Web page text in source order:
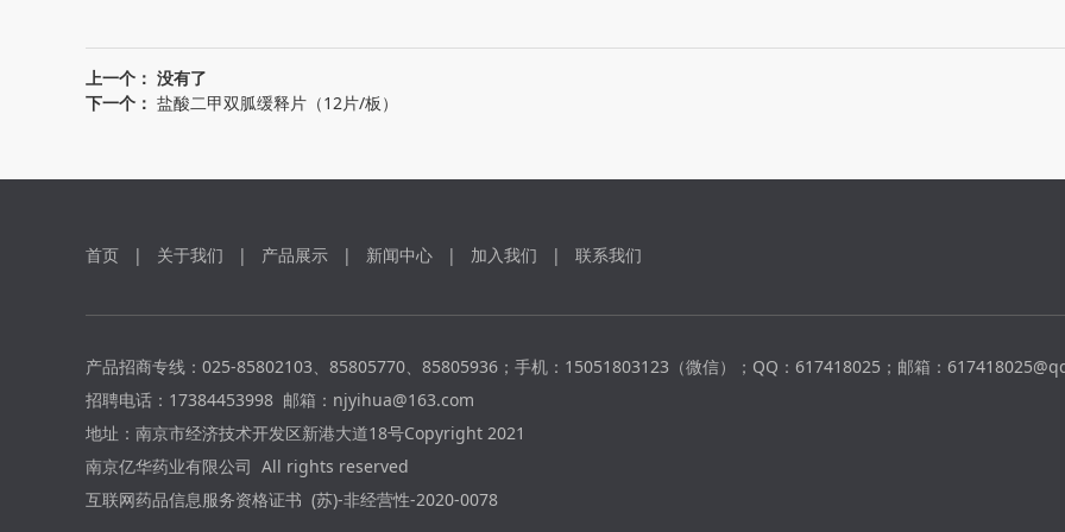
上一个： 没有了
下一个： 盐酸二甲双胍缓释片（12片/板）
首页 | 关于我们 | 产品展示 | 新闻中心 | 加入我们 | 联系我们
产品招商专线：025-85802103、85805770、85805936； 手机：15051803123（微信）；QQ：617418025；邮箱：
招聘电话：17384453998 邮箱：njyihua@163.com
地址：南京市经济技术开发区新港大道18号Copyright 2021
南京亿华药业有限公司 All rights reserved
互联网药品信息服务资格证书 (苏)-非经营性-2020-0078